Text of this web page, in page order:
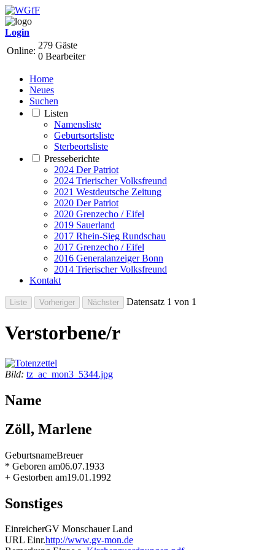
Login
Online:
279 Gäste
0 Bearbeiter
Home
Neues
Suchen
Listen
Namensliste
Geburtsortsliste
Sterbeortsliste
Presseberichte
2024 Der Patriot
2024 Trierischer Volksfreund
2021 Westdeutsche Zeitung
2020 Der Patriot
2020 Grenzecho / Eifel
2019 Sauerland
2017 Rhein-Sieg Rundschau
2017 Grenzecho / Eifel
2016 Generalanzeiger Bonn
2014 Trierischer Volksfreund
Kontakt
Datensatz 1 von 1
Verstorbene/r
Bild: tz_ac_mon3_5344.jpg
Name
Zöll, Marlene
GeburtsnameBreuer
* Geboren am06.07.1933
+ Gestorben am19.01.1992
Sonstiges
EinreicherGV Monschauer Land
URL Einr.http://www.gv-mon.de